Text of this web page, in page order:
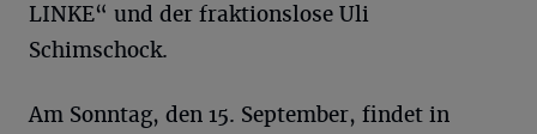
LINKE“ und der fraktionslose Uli
Schimschock.
Am Sonntag, den 15. September, findet in